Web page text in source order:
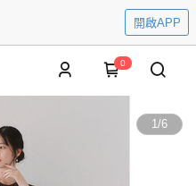
開啟APP
0
1/6